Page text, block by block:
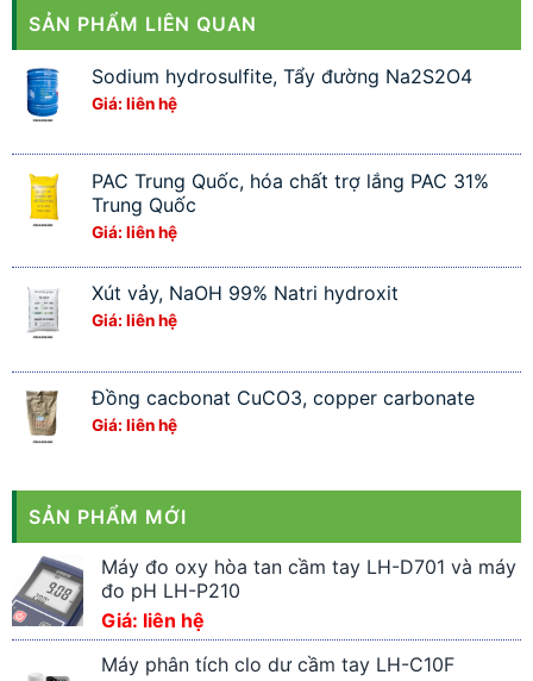
SẢN PHẨM LIÊN QUAN
Sodium hydrosulfite, Tẩy đường Na2S2O4
Giá: liên hệ
PAC Trung Quốc, hóa chất trợ lắng PAC 31%
Trung Quốc
Giá: liên hệ
Xút vảy, NaOH 99% Natri hydroxit
Giá: liên hệ
Đồng cacbonat CuCO3, copper carbonate
Giá: liên hệ
SẢN PHẨM MỚI
Máy đo oxy hòa tan cầm tay LH-D701 và máy
đo pH LH-P210
Giá: liên hệ
Máy phân tích clo dư cầm tay LH-C10F